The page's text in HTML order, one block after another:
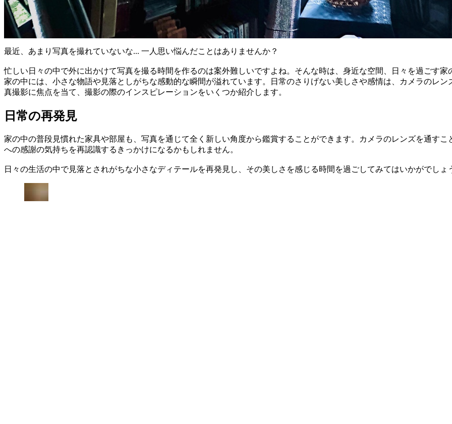
最近、あまり写真を撮れていないな... 一人思い悩んだことはありませんか？
忙しい日々の中で外に出かけて写真を撮る時間を作るのは案外難しいですよね。そんな時は、身近な空間、日々を過ごす家
家の中には、小さな物語や見落としがちな感動的な瞬間が溢れています。日常のさりげない美しさや感情は、カメラのレ
真撮影に焦点を当て、撮影の際のインスピレーションをいくつか紹介します。
日常の再発見
家の中の普段見慣れた家具や部屋も、写真を通じて全く新しい角度から鑑賞することができます。カメラのレンズを通す
への感謝の気持ちを再認識するきっかけになるかもしれません。
日々の生活の中で見落とされがちな小さなディテールを再発見し、その美しさを感じる時間を過ごしてみてはいかがでしょ